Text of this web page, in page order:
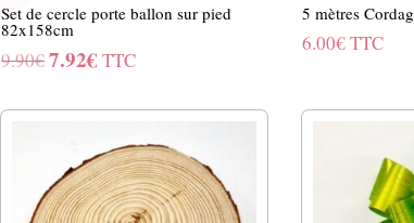
Set de cercle porte ballon sur pied
82x158cm
9.90€Le
initial
9.90€.
7.92€ Le
actuel
est :
7.92€.
TTC
5 mètres
6.00€TTC